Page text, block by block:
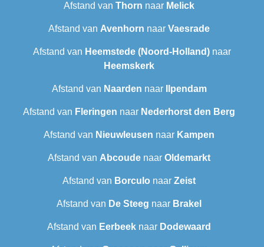
Afstand van Thorn naar Melick
Afstand van Avenhorn naar Vaesrade
Afstand van Heemstede (Noord-Holland) naar
Heemskerk
Afstand van Naarden naar Ilpendam
Afstand van Fleringen naar Nederhorst den Berg
Afstand van Nieuwleusen naar Kampen
Afstand van Abcoude naar Oldemarkt
Afstand van Borculo naar Zeist
Afstand van De Steeg naar Brakel
Afstand van Eerbeek naar Dodewaard